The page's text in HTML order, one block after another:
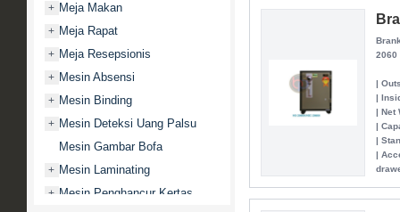
+ Meja Makan
+ Meja Rapat
+ Meja Resepsionis
+ Mesin Absensi
+ Mesin Binding
+ Mesin Deteksi Uang Palsu
Mesin Gambar Bofa
+ Mesin Laminating
+ Mesin Penghancur Kertas
|
|
| Net
|
|
|